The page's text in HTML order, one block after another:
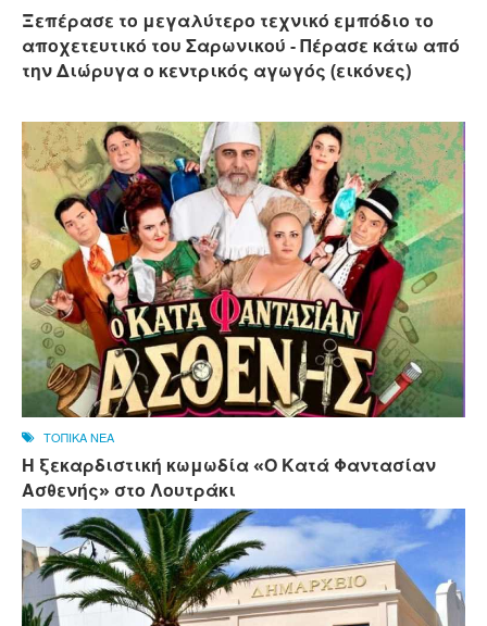
Ξεπέρασε το μεγαλύτερο τεχνικό εμπόδιο το
αποχετευτικό του Σαρωνικού - Πέρασε κάτω από
την Διώρυγα ο κεντρικός αγωγός (εικόνες)
ΤΟΠΙΚΑ ΝΕΑ
Η ξεκαρδιστική κωμωδία «Ο Κατά Φαντασίαν
Ασθενής» στο Λουτράκι